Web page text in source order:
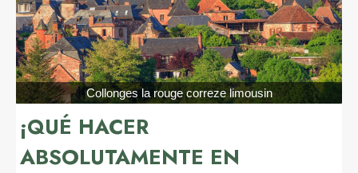
Collonges la rouge correze limousin
¡QUÉ HACER
ABSOLUTAMENTE EN